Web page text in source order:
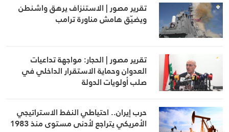
تقرير مصور | الاستنزاف يرهق واشنطن
ويضيّق هامش مناورة ترامب
تقرير مصور | الحجار: مواجهة تداعيات
العدوان وحماية الاستقرار الداخلي في
صلب أولويات الدولة
حرب إيران.. احتياطي النفط الاستراتيجي
الأمريكي يتراجع لأدنى مستوى منذ 1983